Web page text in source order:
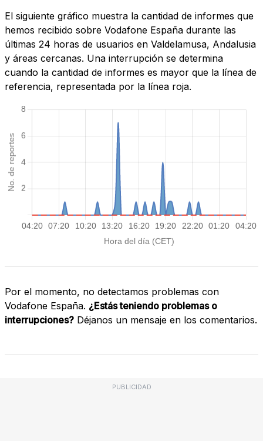
El siguiente gráfico muestra la cantidad de informes que
hemos recibido sobre Vodafone España durante las
últimas 24 horas de usuarios en Valdelamusa, Andalusia
y áreas cercanas. Una interrupción se determina
cuando la cantidad de informes es mayor que la línea de
referencia, representada por la línea roja.
Por el momento, no detectamos problemas con
Vodafone España. ¿Estás teniendo problemas o
interrupciones? Déjanos un mensaje en los comentarios.
PUBLICIDAD